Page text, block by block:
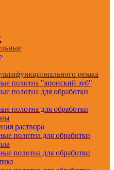
резака
полотна "японский зуб"
полотна для обработки
полотна для обработки
раствора
полотна для обработки
полотна для обработки